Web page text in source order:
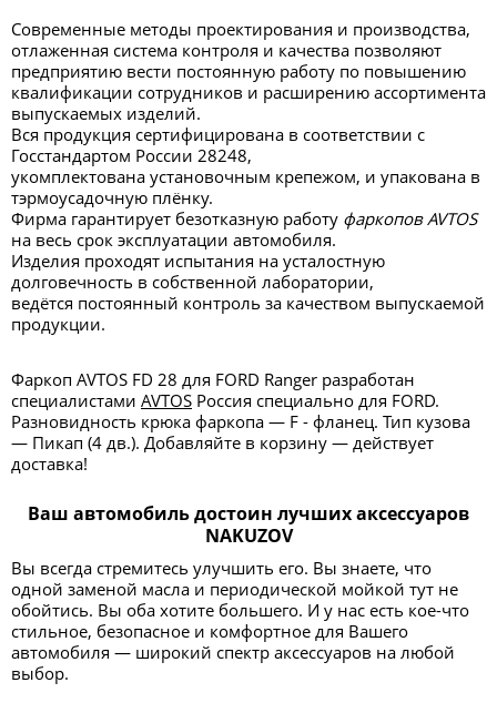
Современные методы проектирования и производства,
отлаженная система контроля и качества позволяют
предприятию вести постоянную работу по повышению
квалификации сотрудников и расширению ассортимента
выпускаемых изделий.
Вся продукция сертифицирована в соответствии с
Госстандартом России 28248,
укомплектована установочным крепежом, и упакована в
тэрмоусадочную плёнку.
Фирма гарантирует безотказную работу фаркопов AVTOS
на весь срок эксплуатации автомобиля.
Изделия проходят испытания на усталостную
долговечность в собственной лаборатории,
ведётся постоянный контроль за качеством выпускаемой
продукции.
Фаркоп AVTOS FD 28 для FORD Ranger разработан
специалистами AVTOS Россия специально для FORD.
Разновидность крюка фаркопа — F - фланец. Тип кузова
— Пикап (4 дв.). Добавляйте в корзину — действует
доставка!
Ваш автомобиль достоин лучших аксессуаров
NAKUZOV
Вы всегда стремитесь улучшить его. Вы знаете, что
одной заменой масла и периодической мойкой тут не
обойтись. Вы оба хотите большего. И у нас есть кое-что
стильное, безопасное и комфортное для Вашего
автомобиля — широкий спектр аксессуаров на любой
выбор.